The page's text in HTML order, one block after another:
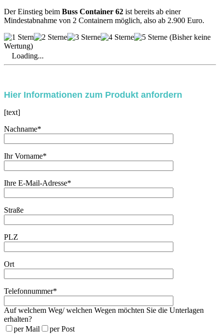
Der Einstieg beim Buss Container 62 ist bereits ab einer
Mindestabnahme von 2 Containern möglich, also ab 2.900 Euro.
(Bisher keine
Wertung)
Loading...
Hier Informationen zum Produkt anfordern
[text]
Nachname*
Ihr Vorname*
Ihre E-Mail-Adresse*
Straße
PLZ
Ort
Telefonnummer*
Auf welchem Weg/ welchen Wegen möchten Sie die Unterlagen
erhalten?
per Mail
per Post